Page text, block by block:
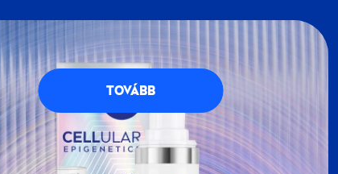
teli, kék-fehér világának. Regisztrálj
előnnyel jár.
TOVÁBB